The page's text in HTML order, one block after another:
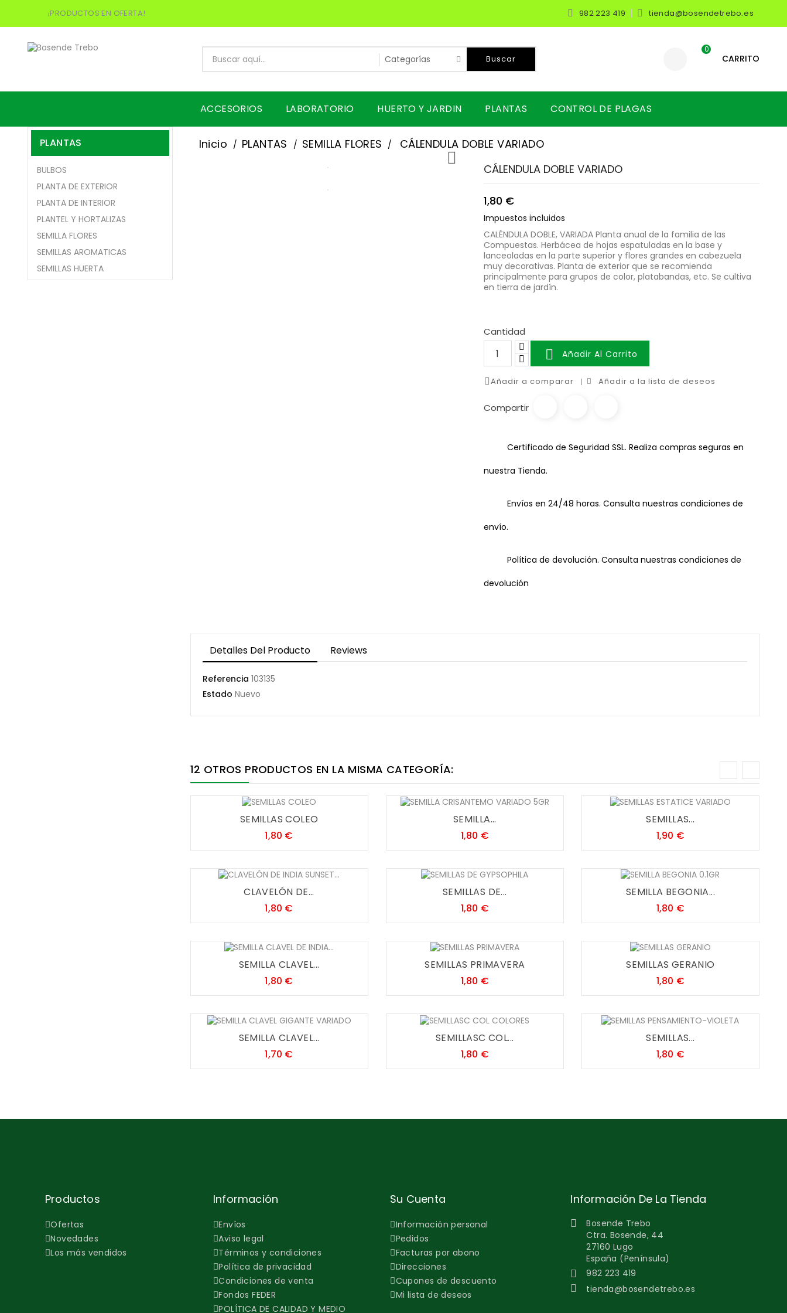
¡PRODUCTOS EN OFERTA!  982 223 419  tienda@bosendetrebo.es
CARRITO
0
Buscar
ACCESORIOS LABORATORIO HUERTO Y JARDIN PLANTAS CONTROL DE PLAGAS
PLANTAS
BULBOS
PLANTA DE EXTERIOR
PLANTA DE INTERIOR
PLANTEL Y HORTALIZAS
SEMILLA FLORES
SEMILLAS AROMATICAS
SEMILLAS HUERTA
Inicio PLANTAS SEMILLA FLORES CÁLENDULA DOBLE VARIADO

CÁLENDULA DOBLE VARIADO
1,80 €
Impuestos incluidos
CALÉNDULA DOBLE, VARIADA Planta anual de la familia de las
Compuestas. Herbácea de hojas espatuladas en la base y
lanceoladas en la parte superior y flores grandes en cabezuela
muy decorativas. Planta de exterior que se recomienda
principalmente para grupos de color, platabandas, etc. Se cultiva
en tierra de jardín.
Cantidad
 Añadir Al Carrito
Añadir a comparar Añadir a la lista de deseos
Compartir
Certificado de Seguridad SSL. Realiza compras seguras en
nuestra Tienda.
Envíos en 24/48 horas. Consulta nuestras condiciones de
envío.
Política de devolución. Consulta nuestras condiciones de
devolución
Detalles Del Producto Reviews
Referencia 103135
Estado Nuevo
12 OTROS PRODUCTOS EN LA MISMA CATEGORÍA:
SEMILLAS COLEO
1,80 €
SEMILLA...
1,80 €Precio
SEMILLAS...
1,90 €Precio
CLAVELÓN DE...
1,80 €
SEMILLAS DE...
1,80 €Precio
SEMILLA BEGONIA...
1,80 €Precio
SEMILLA CLAVEL...
1,80 €
SEMILLAS PRIMAVERA
1,80 €Precio
SEMILLAS GERANIO
1,80 €Precio
SEMILLA CLAVEL...
1,70 €
SEMILLASC COL...
1,80 €Precio
SEMILLAS...
1,80 €Precio
Productos
Ofertas
Novedades
Los más vendidos
Información
Envíos
Aviso legal
Términos y condiciones
Política de privacidad
Condiciones de venta
Fondos FEDER
POLÍTICA DE CALIDAD Y MEDIO
Su Cuenta
Información personal
Pedidos
Facturas por abono
Direcciones
Cupones de descuento
Mi lista de deseos
Información De La Tienda

Bosende Trebo
Ctra. Bosende, 44
27160 Lugo
España (Península)

982 223 419

tienda@bosendetrebo.es